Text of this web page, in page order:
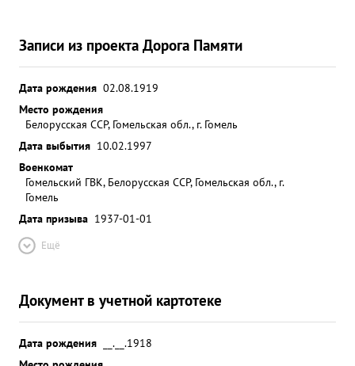
Записи из проекта Дорога Памяти
Дата рождения 02.08.1919
Место рождения
Белорусская ССР, Гомельская обл., г. Гомель
Дата выбытия 10.02.1997
Военкомат
Гомельский ГВК, Белорусская ССР, Гомельская обл., г.
Гомель
Дата призыва 1937-01-01
Ещё
Документ в учетной картотеке
Дата рождения
__.__.1918